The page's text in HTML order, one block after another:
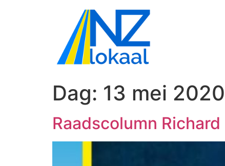
Dag: 13 mei 2020
Raadscolumn